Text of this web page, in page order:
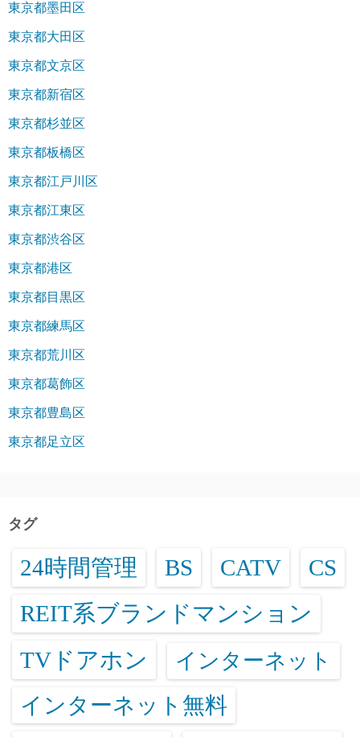
東京都墨田区
東京都大田区
東京都文京区
東京都新宿区
東京都杉並区
東京都板橋区
東京都江戸川区
東京都江東区
東京都渋谷区
東京都港区
東京都目黒区
東京都練馬区
東京都荒川区
東京都葛飾区
東京都豊島区
東京都足立区
タグ
24時間管理 BS CATV CS
REIT系ブランドマンション
TVドアホン インターネット
インターネット無料